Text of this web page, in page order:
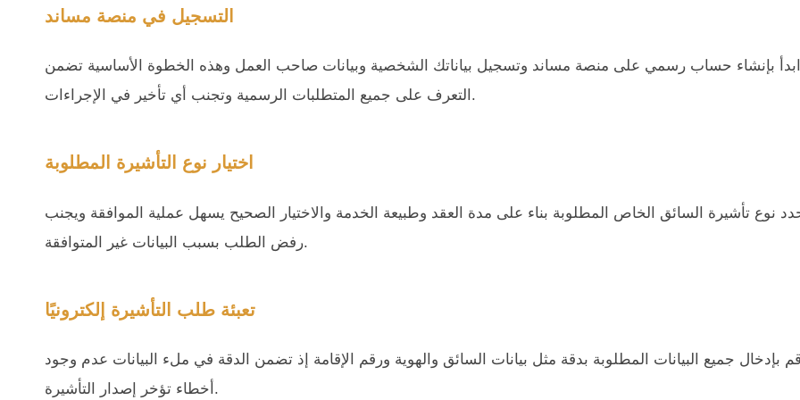
التسجيل في منصة مساند
ابدأ بإنشاء حساب رسمي على منصة مساند وتسجيل بياناتك الشخصية وبيانات صاحب العمل وهذه الخطوة الأساسية تضمن
التعرف على جميع المتطلبات الرسمية وتجنب أي تأخير في الإجراءات.
اختيار نوع التأشيرة المطلوبة
نوع تأشيرة السائق الخاص المطلوبة بناء على مدة العقد وطبيعة الخدمة والاختيار الصحيح يسهل عملية الموافقة ويجنب
رفض الطلب بسبب البيانات غير المتوافقة.
تعبئة طلب التأشيرة إلكترونيًا
قم بإدخال جميع البيانات المطلوبة بدقة مثل بيانات السائق والهوية ورقم الإقامة إذ تضمن الدقة في ملء البيانات عدم وجود
أخطاء تؤخر إصدار التأشيرة.